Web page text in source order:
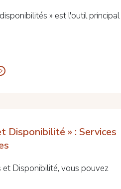
» est l'outil principal
Disponibilité » : Services
et Disponibilité, vous pouvez